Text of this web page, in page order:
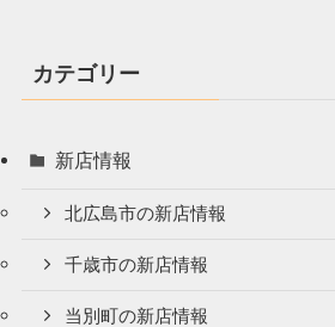
カテゴリー
新店情報
北広島市の新店情報
千歳市の新店情報
当別町の新店情報